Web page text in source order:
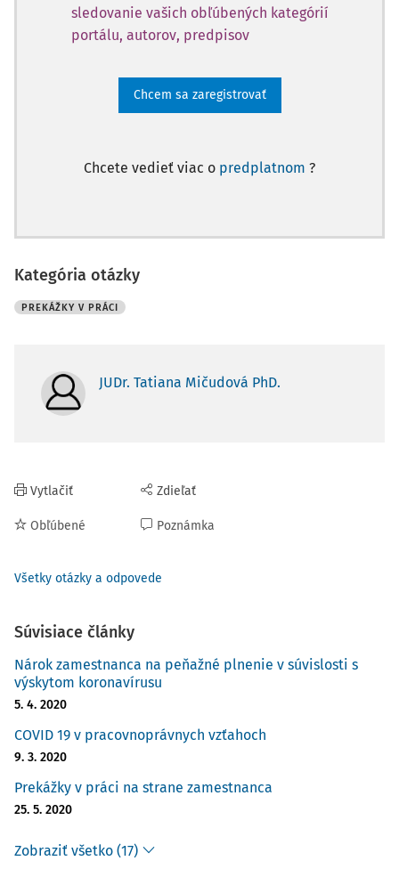
sledovanie vašich obľúbených kategórií
portálu, autorov, predpisov
Chcem sa zaregistrovať
Chcete vedieť viac o predplatnom ?
Kategória otázky
PREKÁŽKY V PRÁCI
JUDr. Tatiana Mičudová PhD.
Vytlačiť
Obľúbené
Zdieľať
Poznámka
Všetky otázky a odpovede
Súvisiace články
Nárok zamestnanca na peňažné plnenie v súvislosti s
výskytom koronavírusu
5. 4. 2020
COVID 19 v pracovnoprávnych vzťahoch
9. 3. 2020
Prekážky v práci na strane zamestnanca
25. 5. 2020
Zobraziť všetko (17)